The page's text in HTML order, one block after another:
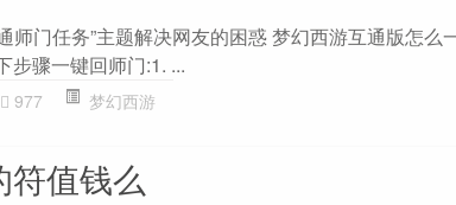
师门任务”主题解决网友的困惑 梦幻西游互通版怎么
步骤一键回师门:1. ...
977 梦幻西游
值钱么